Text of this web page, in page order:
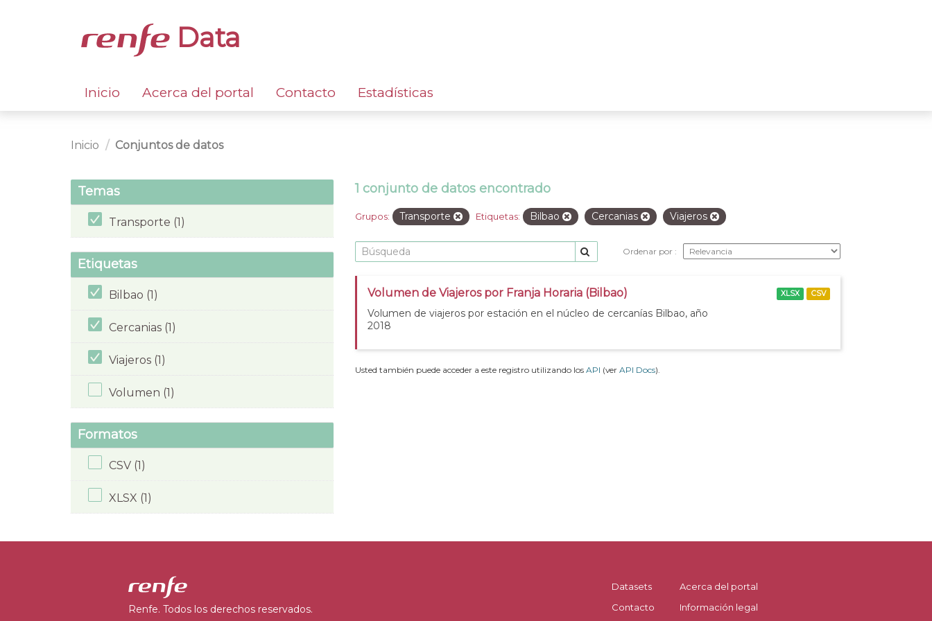
Data
Inicio Acerca del portal Contacto Estadísticas
Inicio Conjuntos de datos
Temas
Transporte (1)
Etiquetas
Bilbao (1)
Cercanias (1)
Viajeros (1)
Volumen (1)
Formatos
CSV (1)
XLSX (1)
1 conjunto de datos encontrado
Grupos: Transporte Etiquetas: Bilbao Cercanias Viajeros
Ordenar por
Volumen de Viajeros por Franja Horaria (Bilbao)
Volumen de viajeros por estación en el núcleo de cercanías Bilbao, año
2018
XLSX CSV
Usted también puede acceder a este registro utilizando los API (ver API Docs).
Renfe. Todos los derechos reservados.
Datasets
Contacto
Acerca del portal
Información legal